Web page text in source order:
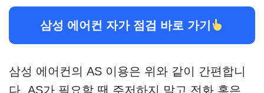
삼성 에어컨 자가 점검 바로 가기
삼성 에어컨의 AS 이용은 위와 같이 간편합니
다. AS가 필요할 땐 주저하지 말고 전화 혹은